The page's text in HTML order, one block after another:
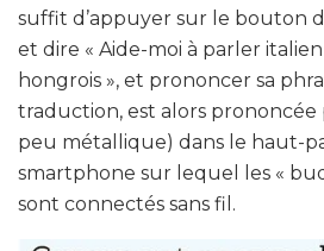
suffit d’appuyer sur le bouton
et dire « Aide-moi à parler italien
hongrois », et prononcer sa
traduction, est alors prononcée
peu métallique) dans le haut-
smartphone sur lequel les «
sont connectés sans fil.